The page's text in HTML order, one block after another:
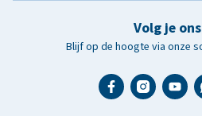
Volg je
Blijf op de hoogte via onze